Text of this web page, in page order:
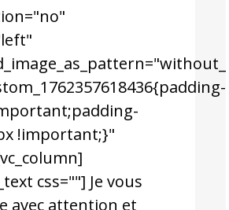
!important;}"
css=""] Je vous
avec attention et